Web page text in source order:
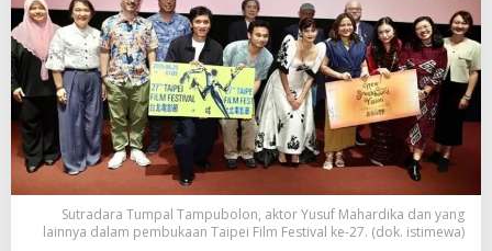
Sutradara Tumpal Tampubolon, aktor Yusuf Mahardika dan yang
lainnya dalam pembukaan Taipei Film Festival ke-27. (dok. istimewa)